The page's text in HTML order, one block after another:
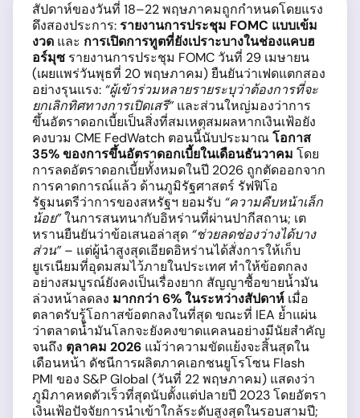
สัปดาห์ของวันที่ 18–22 พฤษภาคมถูกกำหนดโดยแรง
ดึงสองประการ: รายงานการประชุม FOMC แบบเข้ม
งวด และ การเปิดการทูตที่ยังเปราะบางในช่องแคบฮ
อร์มุซ รายงานการประชุม FOMC วันที่ 29 เมษายน
(เผยแพร่วันพุธที่ 20 พฤษภาคม) ยืนยันว่าเฟดแตกสอง
อย่างรุนแรง: “ผู้เข้าร่วมหลายรายระบุว่าต้องการที่จะ
ยกเลิกทิศทางการเปิดเสรี”และส่วนใหญ่มองว่าการ
ขึ้นอัตราดอกเบี้ยเป็นสิ่งที่สมเหตุสมผลหากเงินเฟ้อยัง
คงบวม CME FedWatch ตอนนี้นับประมาณโอกาส
35% ของการขึ้นอัตราดอกเบี้ยในเดือนธันวาคม โดย
การลดอัตราดอกเบี้ยทั้งหมดในปี 2026 ถูกตัดออกจาก
การคาดการณ์แล้ว ด้านภูมิรัฐศาสตร์ รัฟฟิโอ
รัฐมนตรีว่าการของสหรัฐฯ ยอมรับ “ความคืบหน้าเล็ก
น้อย”ในการสนทนากับอิหร่านที่ผ่านปากีสถาน; เต
หรานยืนยันว่าข้อเสนอล่าสุด “ช่วยลดช่องว่างได้บาง
ส่วน”– แต่ผู้นำสูงสุดเอียดอิหร่านได้สั่งการให้เก็บ
ยูเรเนียมที่อุดมสมไว้ภายในประเทศ ทำให้ข้อตกลง
อย่างสมบูรณ์ยังคงเป็นเรื่องยาก สัญญาซื้อขายน้ำมัน
ล่วงหน้าลดลง มากกว่า 6% ในระหว่างสัปดาห์ เมื่อ
ตลาดรับรู้โอกาสข้อตกลงในที่สุด ขณะที่ IEA ย้ำแผ่น
ว่าตลาดน้ำมันโลกจะยังคงขาดแคลนอย่างมีนัยสำคัญ
จนถึง ตุลาคม 2026 แม้ว่าความขัดแย้งจะสิ้นสุดใน
เดือนหน้า ดัชนีการผลิตภาคเอกชนยูโรโซน Flash
PMI ของ S&P Global (วันที่ 22 พฤษภาคม) แสดงว่า
ภูมิภาคหดตัวเร็วที่สุดนับตั้งแต่ปลายปี 2023 โดยอัตรา
เงินเฟ้อปัจจัยการนำเข้าใกล้ระดับสูงสุดในรอบสามปี;